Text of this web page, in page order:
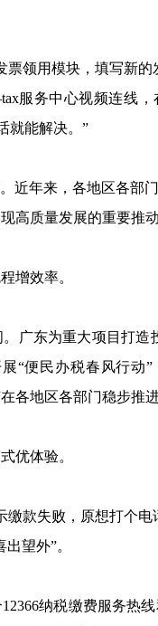
用模块，填写新的
服务中心视频连线
就能解决。”
年来，各地区各部
高质量发展的重要推
效率。
东为重大项目打造
“便民办税春风行
各地区各部门稳步推
体验。
失败，原想打个电
望外”。
纳税缴费服务热线